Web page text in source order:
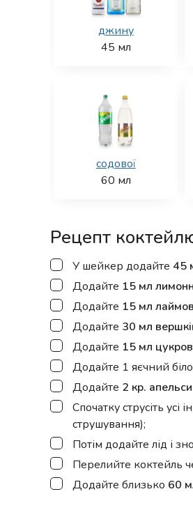
джину
45 мл
содової
60 мл
Рецепт
▢
У шейкер додайте 45
▢
Додайте 15 мл
▢
Додайте 15 мл
▢
Додайте 30 мл
▢
Додайте 15 мл
▢
Додайте 1 яєчний
▢
Додайте 2 кр.
▢
Спочатку струсіть
струшування);
▢
Потім додайте лід і
▢
Перелийте коктейль
▢
Додайте близько 60